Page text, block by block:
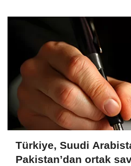
Türkiye, Suudi
Pakistan’dan ortak